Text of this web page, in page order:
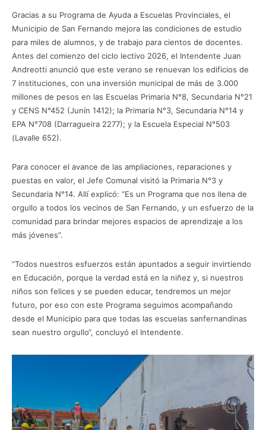
Gracias a su Programa de Ayuda a Escuelas Provinciales, el
Municipio de San Fernando mejora las condiciones de estudio
para miles de alumnos, y de trabajo para cientos de docentes.
Antes del comienzo del ciclo lectivo 2026, el Intendente Juan
Andreotti anunció que este verano se renuevan los edificios de
7 instituciones, con una inversión municipal de más de 3.000
millones de pesos en las Escuelas Primaria N°8, Secundaria N°21
y CENS N°452 (Junín 1412); la Primaria N°3, Secundaria N°14 y
EPA N°708 (Darragueira 2277); y la Escuela Especial N°503
(Lavalle 652).
Para conocer el avance de las ampliaciones, reparaciones y
puestas en valor, el Jefe Comunal visitó la Primaria N°3 y
Secundaria N°14. Allí explicó: “Es un Programa que nos llena de
orgullo a todos los vecinos de San Fernando, y un esfuerzo de la
comunidad para brindar mejores espacios de aprendizaje a los
más jóvenes”.
“Todos nuestros esfuerzos están apuntados a seguir invirtiendo
en Educación, porque la verdad está en la niñez y, si nuestros
niños son felices y se pueden educar, tendremos un mejor
futuro, por eso con este Programa seguimos acompañando
desde el Municipio para que todas las escuelas sanfernandinas
sean nuestro orgullo“, concluyó el Intendente.